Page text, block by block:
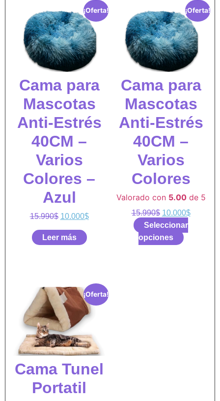
¡Oferta!
Cama para
Mascotas
Anti-Estrés
40CM –
Varios
Colores –
Azul
15.990$ 10.000$
Leer más
¡Oferta!
Cama para
Mascotas
Anti-Estrés
40CM –
Varios
Colores
Valorado con 5.00de 5
15.990$ 10.000$
Seleccionar
opciones
¡Oferta!
Cama Tunel
Portatil